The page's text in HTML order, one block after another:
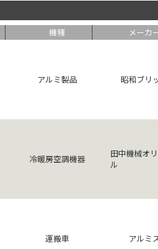
機種 メーカ
アルミ製品 昭和ブリ
冷暖房空調機器
田中機械オ
ル
運搬車 アルミ